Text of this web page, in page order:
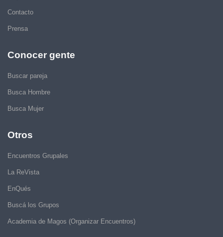
Contacto
Prensa
Conocer gente
Buscar pareja
Busca Hombre
Busca Mujer
Otros
Encuentros Grupales
La ReVista
EnQués
Buscá los Grupos
Academia de Magos (Organizar Encuentros)